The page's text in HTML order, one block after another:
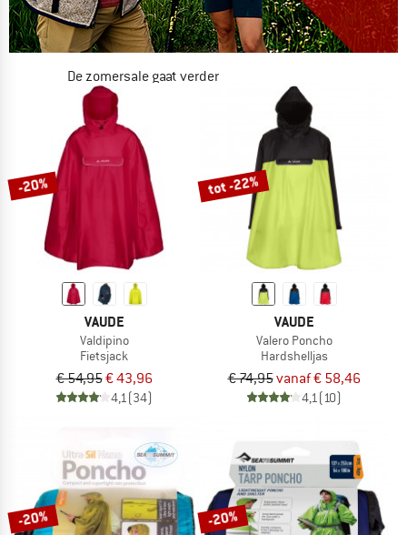
De zomersale gaat verder
NU TOT MAAR LIEFST -50%
NAAR DE SALE
-20%
VAUDE
Valdipino
Fietsjack
€ 54,95€ 43,96
4,1(34)
tot -22%
VAUDE
Valero Poncho
Hardshelljas
€ 74,95vanaf € 58,46
4,1(10)
-20% -20%